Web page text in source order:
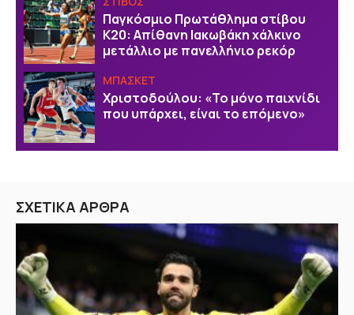
Παγκόσμιο Πρωτάθλημα στίβου
Κ20: Απίθανη Ιακωβάκη χάλκινο
μετάλλιο με πανελλήνιο ρεκόρ
ΜΠΑΣΚΕΤ
Χριστοδούλου: «Το μόνο παιχνίδι
που υπάρχει, είναι το επόμενο»
ΣΧΕΤΙΚΑ ΑΡΘΡΑ